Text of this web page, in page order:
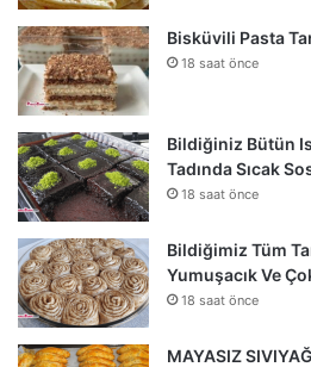
Bisküvili Pasta
18 saat önce
Bildiğiniz Bütün
Tadında Sıcak
18 saat önce
Bildiğimiz Tüm
Yumuşacık Ve
18 saat önce
MAYASIZ